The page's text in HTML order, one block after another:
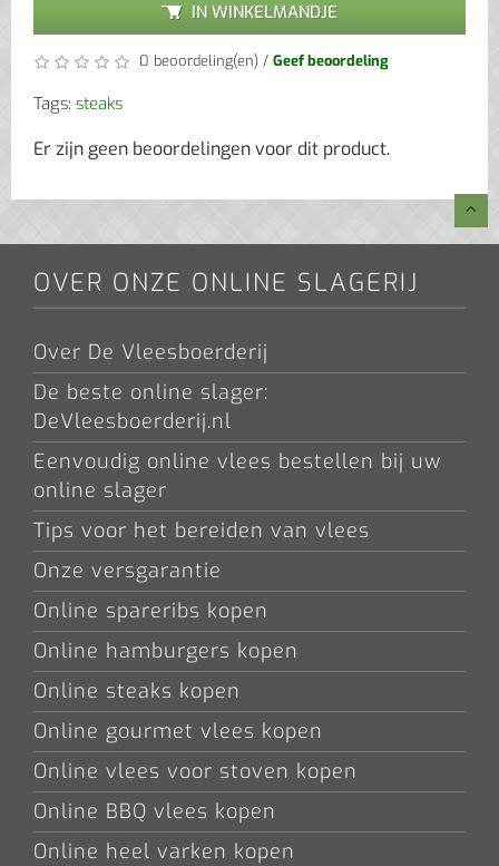
IN WINKELMANDJE
0 beoordeling(en) / Geef beoordeling
Tags: steaks
Er zijn geen beoordelingen voor dit product.
OVER ONZE ONLINE SLAGERIJ
Over De Vleesboerderij
De beste online slager:
DeVleesboerderij.nl
Eenvoudig online vlees bestellen bij uw
online slager
Tips voor het bereiden van vlees
Onze versgarantie
Online spareribs kopen
Online hamburgers kopen
Online steaks kopen
Online gourmet vlees kopen
Online vlees voor stoven kopen
Online BBQ vlees kopen
Online heel varken kopen